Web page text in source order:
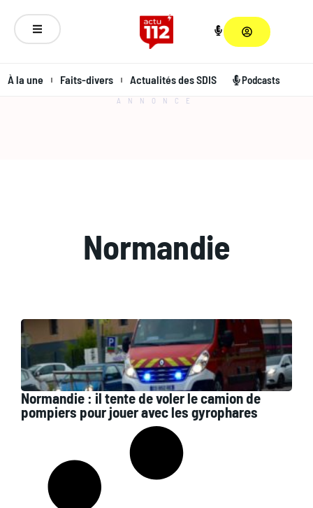
À la une Faits-divers Actualités des SDIS Podcasts
ANNONCE
Normandie
Normandie : il tente de voler le camion de
pompiers pour jouer avec les gyrophares